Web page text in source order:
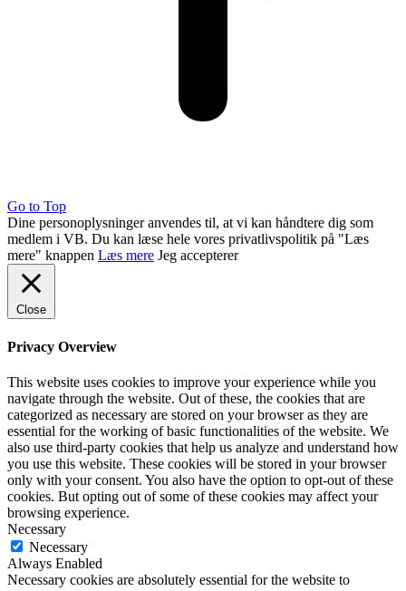
Go to Top
Dine personoplysninger anvendes til, at vi kan håndtere dig som
medlem i VB. Du kan læse hele vores privatlivspolitik på "Læs
mere" knappen Læs mere Jeg accepterer
Close
Privacy Overview
This website uses cookies to improve your experience while you
navigate through the website. Out of these, the cookies that are
categorized as necessary are stored on your browser as they are
essential for the working of basic functionalities of the website. We
also use third-party cookies that help us analyze and understand how
you use this website. These cookies will be stored in your browser
only with your consent. You also have the option to opt-out of these
cookies. But opting out of some of these cookies may affect your
browsing experience.
Necessary
Necessary
Always Enabled
Necessary cookies are absolutely essential for the website to